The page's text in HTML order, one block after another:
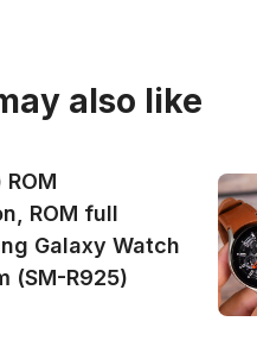
also like
ROM full
Galaxy Watch
(SM-R925)